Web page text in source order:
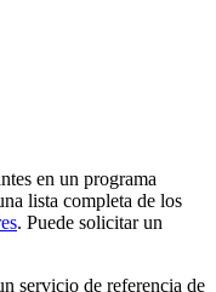
en un programa
lista completa de los
. Puede solicitar un
servicio de referencia de